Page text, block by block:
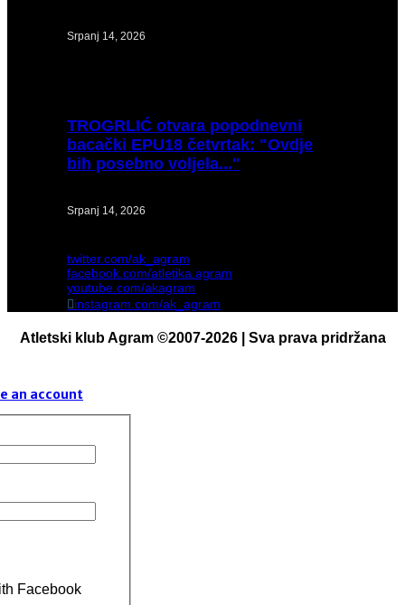
Srpanj 14, 2026
TROGRLIĆ otvara popodnevni
bacački EPU18 četvrtak: "Ovdje
bih posebno voljela..."
Srpanj 14, 2026
twitter.com/ak_agram
facebook.com/atletika.agram
youtube.com/akagram
instagram.com/ak_agram
Atletski klub Agram ©2007-2026 | Sva prava pridržana
an account
Facebook